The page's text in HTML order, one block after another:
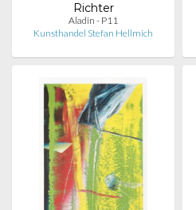
Richter
Aladin - P11
Kunsthandel Stefan Hellmich